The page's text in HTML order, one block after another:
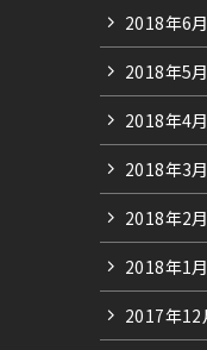
2018年6月
2018年5月
2018年4月
2018年3月
2018年2月
2018年1月
2017年12